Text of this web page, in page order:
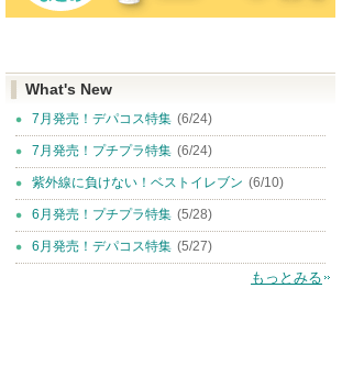
What's New
7月発売！デパコス特集 (6/24)
7月発売！プチプラ特集 (6/24)
紫外線に負けない！ベストイレブン (6/10)
6月発売！プチプラ特集 (5/28)
6月発売！デパコス特集 (5/27)
もっとみる